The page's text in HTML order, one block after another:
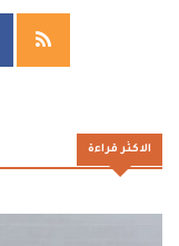
الاكثر قراءة